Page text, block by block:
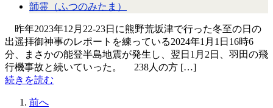
韴霊（ふつのみたま）
昨年2023年12月22-23日に熊野荒坂津で行った冬至の日の
出遥拝御神事のレポートを練っている2024年1月1日16時6
分、まさかの能登半島地震が発生し、翌日1月2日、羽田の飛
行機事故と続いていった。 238人の方 […]
続きを読む
前へ